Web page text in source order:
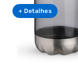
+ Detalhes